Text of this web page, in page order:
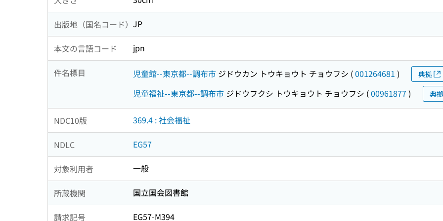
出版地（国名コード） JP
本文の言語コード jpn
件名標目 児童館--東京都--調布市 ジドウカン トウキョウト チョウフシ (001264681 ) 典拠
児童福祉--東京都--調布市 ジドウフクシ トウキョウト チョウフシ (00961877 ) 典拠
NDC10版 369.4 : 社会福祉
NDLC EG57
対象利用者 一般
所蔵機関 国立国会図書館
請求記号 EG57-M394